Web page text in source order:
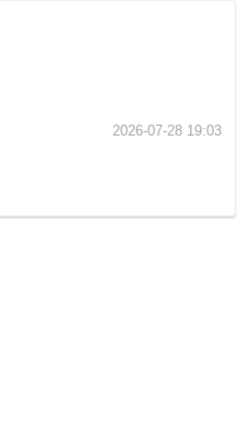
2026-07-28 19:03